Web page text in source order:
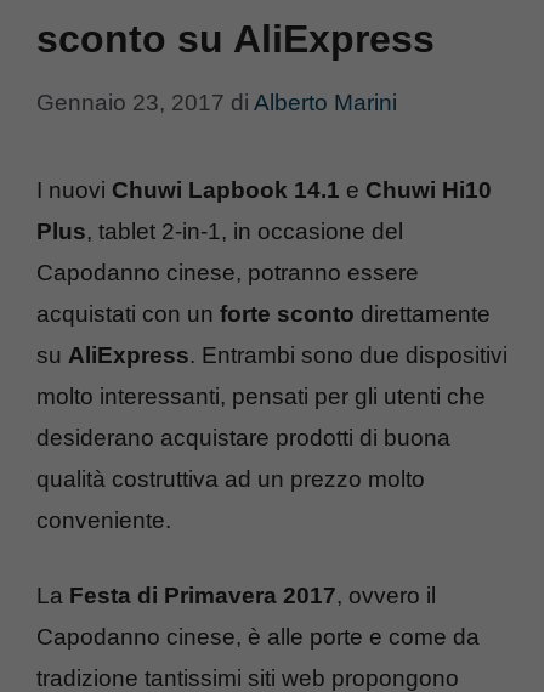
sconto su AliExpress
Gennaio 23, 2017 di Alberto Marini
I nuovi Chuwi Lapbook 14.1 e Chuwi Hi10
Plus, tablet 2-in-1, in occasione del
Capodanno cinese, potranno essere
acquistati con un forte sconto direttamente
su AliExpress. Entrambi sono due dispositivi
molto interessanti, pensati per gli utenti che
desiderano acquistare prodotti di buona
qualità costruttiva ad un prezzo molto
conveniente.
La Festa di Primavera 2017, ovvero il
Capodanno cinese, è alle porte e come da
tradizione tantissimi siti web propongono